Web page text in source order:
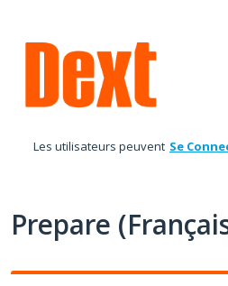
au
contenu
Les utilisateurs peuvent Se
Prepare